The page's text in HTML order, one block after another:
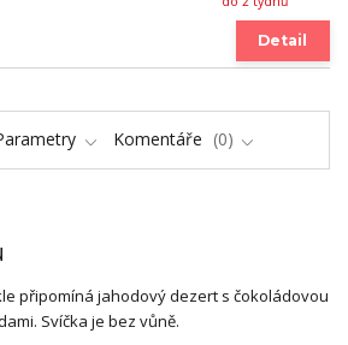
Detail
Komentáře 0
připomíná jahodový dezert s čokoládovou
Svíčka je bez vůně.